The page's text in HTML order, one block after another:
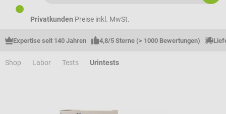
Privatkunden Preise inkl. MwSt.
Expertise seit 140 Jahren 4,8/5 Sterne (> 1000 Bewertungen)
Shop Labor Tests Urintests